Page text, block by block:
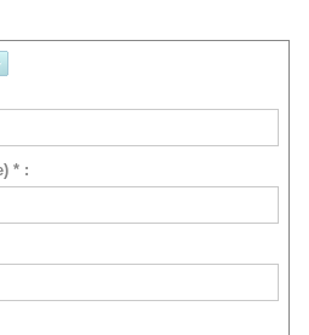
* :